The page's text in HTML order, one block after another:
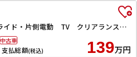
L バックカメラ 両側スライド・片側電動 TV クリアランスソナー オートクルーズコントロール レーンアシスト 衝突被害軽減システム オートライト スマートキー アイドリングストップ 電動格納ミラー
支払総額(税込) 139万円
中古車